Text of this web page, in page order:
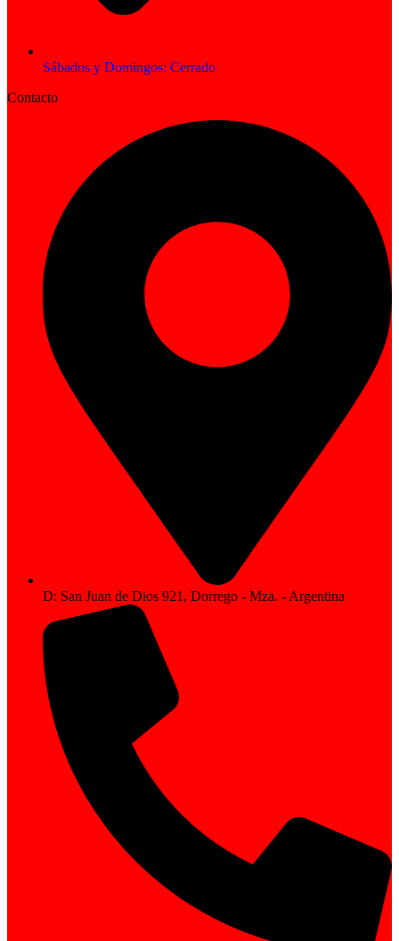
Sábados y Domingos: Cerrado
Contacto
D: San Juan de Dios 921, Dorrego - Mza. - Argentina